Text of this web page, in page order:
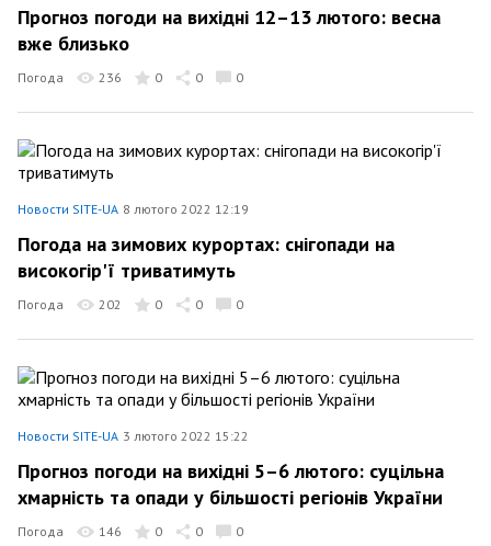
Прогноз погоди на вихідні 12–13 лютого: весна
вже близько
Погода 236 0 0 0
Новости SITE-UA 8 лютого 2022 12:19
Погода на зимових курортах: снігопади на
високогір'ї триватимуть
Погода 202 0 0 0
Новости SITE-UA 3 лютого 2022 15:22
Прогноз погоди на вихідні 5–6 лютого: суцільна
хмарність та опади у більшості регіонів України
Погода 146 0 0 0